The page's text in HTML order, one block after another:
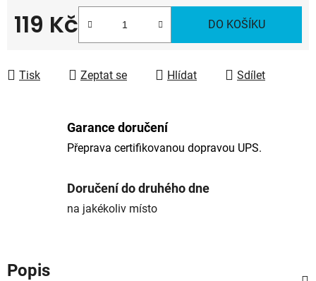
119 Kč DO KOŠÍKU
Tisk Zeptat se Hlídat Sdílet
Garance doručení
Přeprava certifikovanou dopravou UPS.
Doručení do druhého dne
na jakékoliv místo
Popis